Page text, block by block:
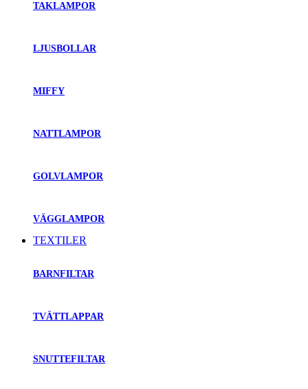
TAKLAMPOR
LJUSBOLLAR
MIFFY
NATTLAMPOR
GOLVLAMPOR
VÄGGLAMPOR
TEXTILER
BARNFILTAR
TVÄTTLAPPAR
SNUTTEFILTAR